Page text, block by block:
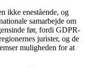
ikke enestående, og
samarbejde om
før, fordi GDPR-
jurister, og de
muligheden for at